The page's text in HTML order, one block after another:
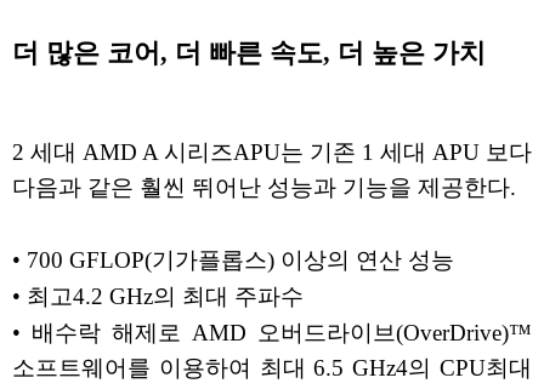
더 많은 코어, 더 빠른 속도, 더 높은 가치
2 세대 AMD A 시리즈APU는 기존 1 세대 APU 보다
다음과 같은 훨씬 뛰어난 성능과 기능을 제공한다.
• 700 GFLOP(기가플롭스) 이상의 연산 성능
• 최고4.2 GHz의 최대 주파수
• 배수락 해제로 AMD 오버드라이브(OverDrive)™
소프트웨어를 이용하여 최대 6.5 GHz4의 CPU최대